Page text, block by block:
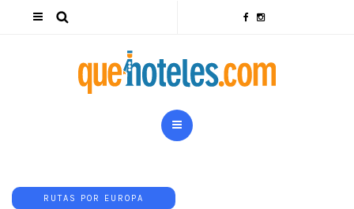
RUTAS POR EUROPA